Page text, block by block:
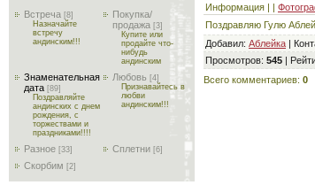
Встреча [8]
Назначайте
встречу
андинским!!!
Покупка/
продажа [3]
Купите или
продайте что-
нибудь
андинским
Знаменательная
дата [89]
Поздравляйте
андинских с днем
рождения, с
торжествами и
праздниками!!!!
Любовь [4]
Признавайтесь в
любви
андинским!!!
Разное [33] Сплетни [6]
Скорбим [2]
Информация | |
Поздравляю Гулю
Добавил: Аблейка |
Просмотров: 545 |
Всего комментариев: 0